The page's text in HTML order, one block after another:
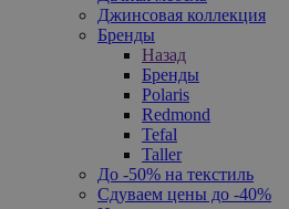
Джинсовая коллекция
Бренды
Назад
Бренды
Polaris
Redmond
Tefal
Taller
До -50% на текстиль
Сдуваем цены до -40%